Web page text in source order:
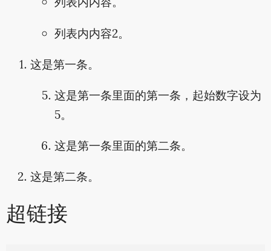
列表内内容2。
这是第一条。
这是第一条里面的第一条，起始数字设为
5。
这是第一条里面的第二条。
这是第二条。
超链接